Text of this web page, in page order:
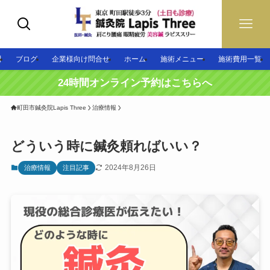
ブログ 企業様向け問合せ ホーム 施術メニュー 施術費用一覧
24時間オンライン予約はこちらへ
町田市鍼灸院Lapis Three 治療情報
どういう時に鍼灸頼ればいい？
治療情報 注目記事 2024年8月26日